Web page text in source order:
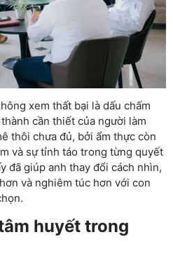
xem thất bại là dấu chấm
cần thiết của người làm
thôi chưa đủ, bởi ẩm thực còn
và sự tỉnh táo trong từng quyết
đã giúp anh thay đổi cách nhìn,
và nghiêm túc hơn với con
huyết trong